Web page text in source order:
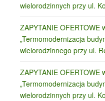
wielorodzinnych przy ul.
ZAPYTANIE OFERTOWE
„Termomodernizacja
wielorodzinnego przy ul.
ZAPYTANIE OFERTOWE
„Termomodernizacja
wielorodzinnych przy ul.